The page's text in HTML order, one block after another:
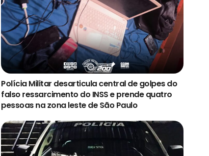
Polícia Militar desarticula central de golpes do
falso ressarcimento do INSS e prende quatro
pessoas na zona leste de São Paulo